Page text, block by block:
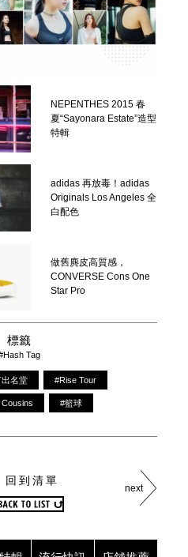
NEPENTHES 2015 春
夏“Sayonara Estate”造型
特輯
adidas 再放毒！adidas
Originals Los Angeles 全
白配色
做舊麂皮高質感，
CONVERSE Cons One
Star Pro
標籤
Tag
出名堂 #Rise Tour
#籃球
next
回到清單